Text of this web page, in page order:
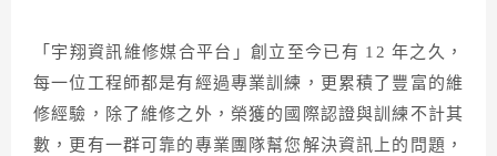
「宇翔資訊維修媒合平台」創立至今已有 12 年之久，
每一位工程師都是有經過專業訓練，更累積了豐富的維
修經驗，除了維修之外，榮獲的國際認證與訓練不計其
數，更有一群可靠的專業團隊幫您解決資訊上的問題，